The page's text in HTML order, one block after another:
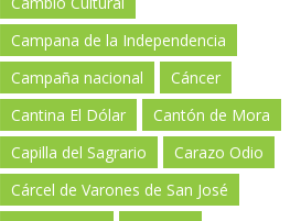
Campana de la Independencia
Campaña nacional
Cáncer
Cantina El Dólar
Cantón de Mora
Capilla del Sagrario
Carazo Odio
Cárcel de Varones de San José